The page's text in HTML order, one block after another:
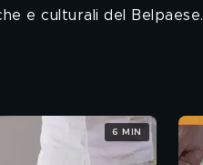
e culturali del Belpaese.
6 MIN